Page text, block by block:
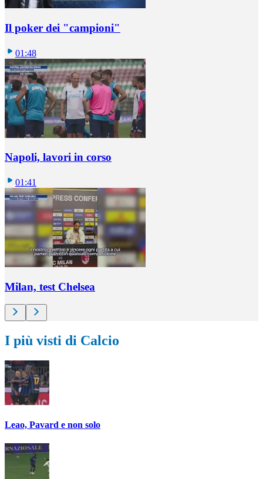
Il poker dei "campioni"
01:48
Napoli, lavori in corso
01:41
Milan, test Chelsea
I più visti di Calcio
Leao, Pavard e non solo